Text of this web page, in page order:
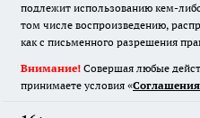
подлежит использованию кем-
том числе воспроизведению,
как с письменного разрешения
Внимание! Совершая любые
принимаете условия «Cоглашения